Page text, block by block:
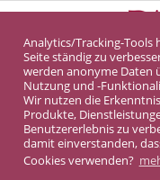
Analytics/Tracking-Tools
Seite ständig zu
werden anonyme Daten
Nutzung und -
Wir nutzen die
Produkte,
Benutzererlebnis zu
damit einverstanden,
Cookies verwenden?